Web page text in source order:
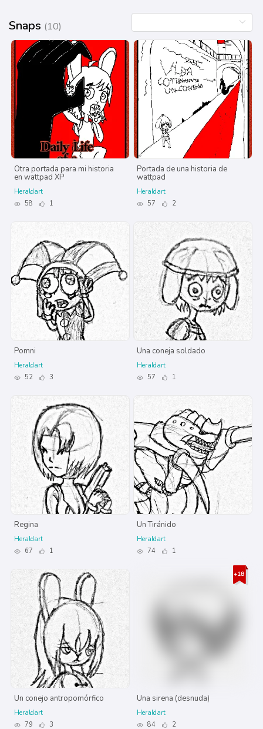
Snaps (10)
Otra portada para mi historia
en wattpad XP
Heraldart
58
1
Portada de una historia de
wattpad
Heraldart
57
2
Pomni
Heraldart
52
3
Una coneja soldado
Heraldart
57
1
Regina
Heraldart
67
1
Un Tiránido
Heraldart
74
1
Un conejo antropomórfico
Heraldart
79
3
Una sirena (desnuda)
Heraldart
84
2